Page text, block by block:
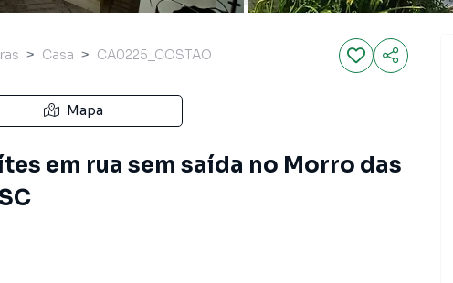
Casa CA0225_COSTAO
Mapa
em rua sem saída no Morro das